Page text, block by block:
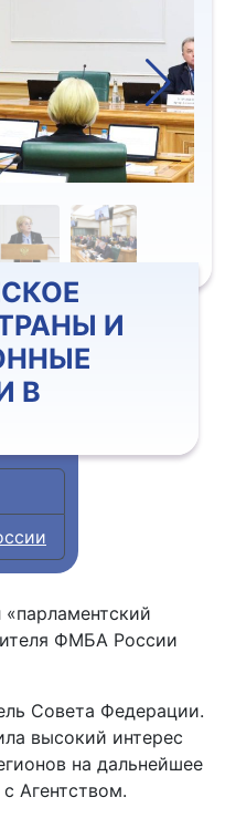
И
В
ФМБА России
Совета Федерации.
высокий интерес
на дальнейшее
Агентством.